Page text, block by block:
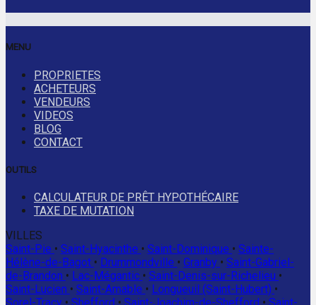
MENU
PROPRIETES
ACHETEURS
VENDEURS
VIDEOS
BLOG
CONTACT
OUTILS
CALCULATEUR DE PRÊT HYPOTHÉCAIRE
TAXE DE MUTATION
VILLES
Saint-Pie • Saint-Hyacinthe • Saint-Dominique • Sainte-
Hélène-de-Bagot • Drummondville • Granby • Saint-Gabriel-
de-Brandon • Lac-Mégantic • Saint-Denis-sur-Richelieu •
Saint-Lucien • Saint-Amable • Longueuil (Saint-Hubert) •